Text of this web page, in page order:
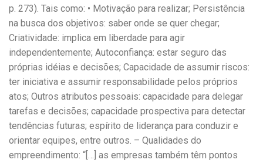
p. 273). Tais como: • Motivação para realizar; Persistência
na busca dos objetivos: saber onde se quer chegar;
Criatividade: implica em liberdade para agir
independentemente; Autoconfiança: estar seguro das
próprias idéias e decisões; Capacidade de assumir riscos:
ter iniciativa e assumir responsabilidade pelos próprios
atos; Outros atributos pessoais: capacidade para delegar
tarefas e decisões; capacidade prospectiva para detectar
tendências futuras; espírito de liderança para conduzir e
orientar equipes, entre outros. – Qualidades do
empreendimento: “[…] as empresas também têm pontos